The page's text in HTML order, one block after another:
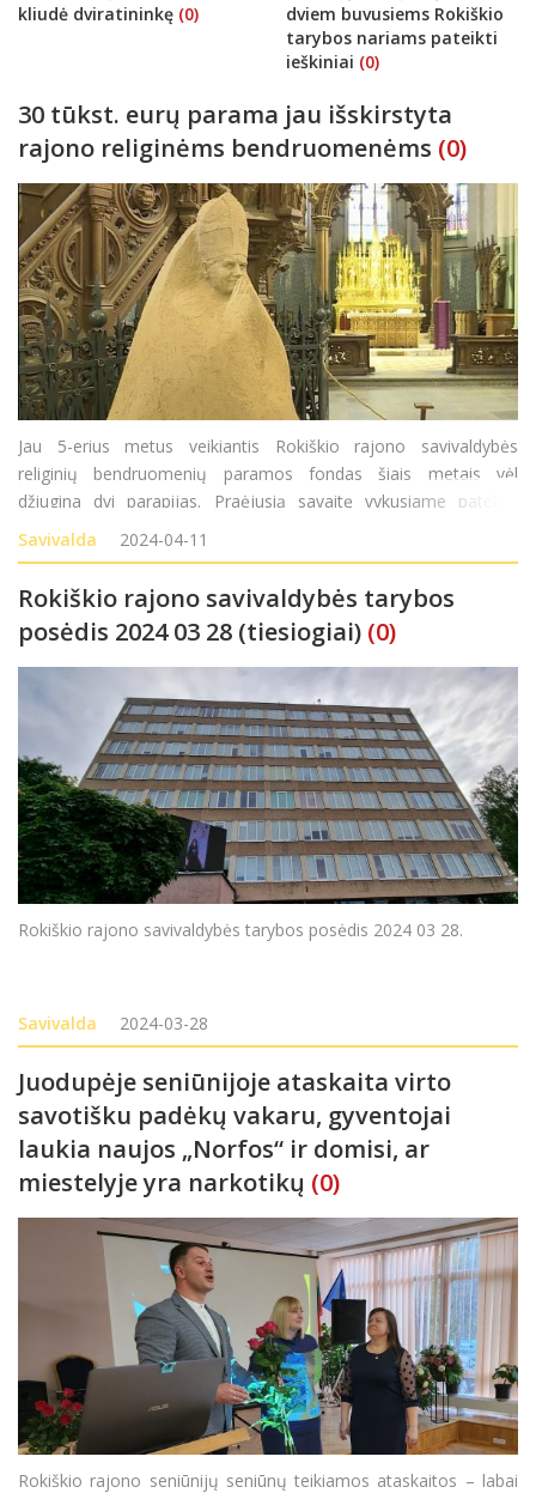
kliudė dviratininkę (0)
dviem buvusiems Rokiškio
tarybos nariams pateikti
ieškiniai (0)
30 tūkst. eurų parama jau išskirstyta
rajono religinėms bendruomenėms (0)
Jau 5-erius metus veikiantis Rokiškio rajono savivaldybės
religinių bendruomenių paramos fondas šiais metais vėl
džiugina dvi parapijas. Praėjusią savaitę vykusiame patektų
paraiškų vertinimo posėdyje komisija 30 tūkstančių eurų
paramą skyrė Panemunėlio ir Kazliškio bažny
Savivalda 2024-04-11
Rokiškio rajono savivaldybės tarybos
posėdis 2024 03 28 (tiesiogiai) (0)
Rokiškio rajono savivaldybės tarybos posėdis 2024 03 28.
Savivalda 2024-03-28
Juodupėje seniūnijoje ataskaita virto
savotišku padėkų vakaru, gyventojai
laukia naujos „Norfos“ ir domisi, ar
miestelyje yra narkotikų (0)
Rokiškio rajono seniūnijų seniūnų teikiamos ataskaitos – labai